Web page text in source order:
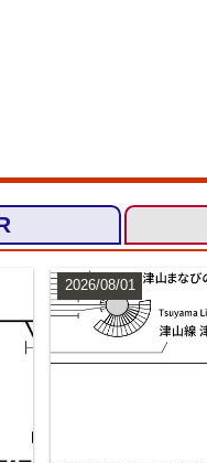
2026/08/01